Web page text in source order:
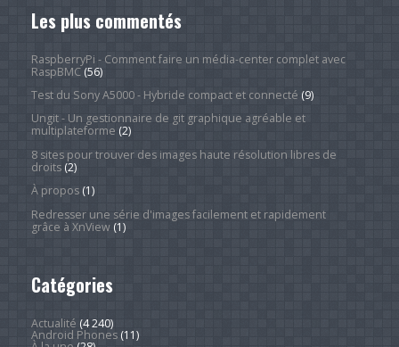
Les plus commentés
RaspberryPi - Comment faire un média-center complet avec
RaspBMC(56)
Test du Sony A5000 - Hybride compact et connecté (9)
Ungit - Un gestionnaire de git graphique agréable et
multiplateforme (2)
8 sites pour trouver des images haute résolution libres de
droits(2)
À propos(1)
Redresser une série d'images facilement et rapidement
grâce à XnView(1)
Catégories
Actualité (4 240)
Android Phones(11)